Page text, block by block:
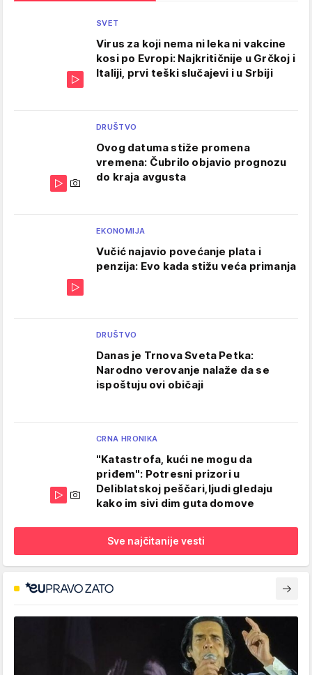
SVET
Virus za koji nema ni leka ni vakcine
kosi po Evropi: Najkritičnije u Grčkoj i
Italiji, prvi teški slučajevi i u Srbiji
DRUŠTVO
Ovog datuma stiže promena
vremena: Čubrilo objavio prognozu
do kraja avgusta
EKONOMIJA
Vučić najavio povećanje plata i
penzija: Evo kada stižu veća primanja
DRUŠTVO
Danas je Trnova Sveta Petka:
Narodno verovanje nalaže da se
ispoštuju ovi običaji
CRNA HRONIKA
"Katastrofa, kući ne mogu da
priđem": Potresni prizori u
Deliblatskoj peščari,ljudi gledaju
kako im sivi dim guta domove
Sve najčitanije vesti